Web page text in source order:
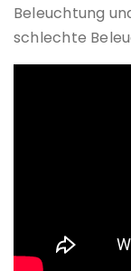
Beleuchtung
schlechte